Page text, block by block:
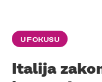
U FOKUSU
Italija